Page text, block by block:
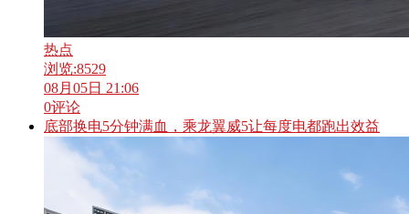
热点
浏览:8529
08月05日 21:06
0评论
底部换电5分钟满血，乘龙翼威5让每度电都跑出效益